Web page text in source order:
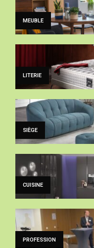
MEUBLE
LITERIE
SIÈGE
CUISINE
PROFESSION